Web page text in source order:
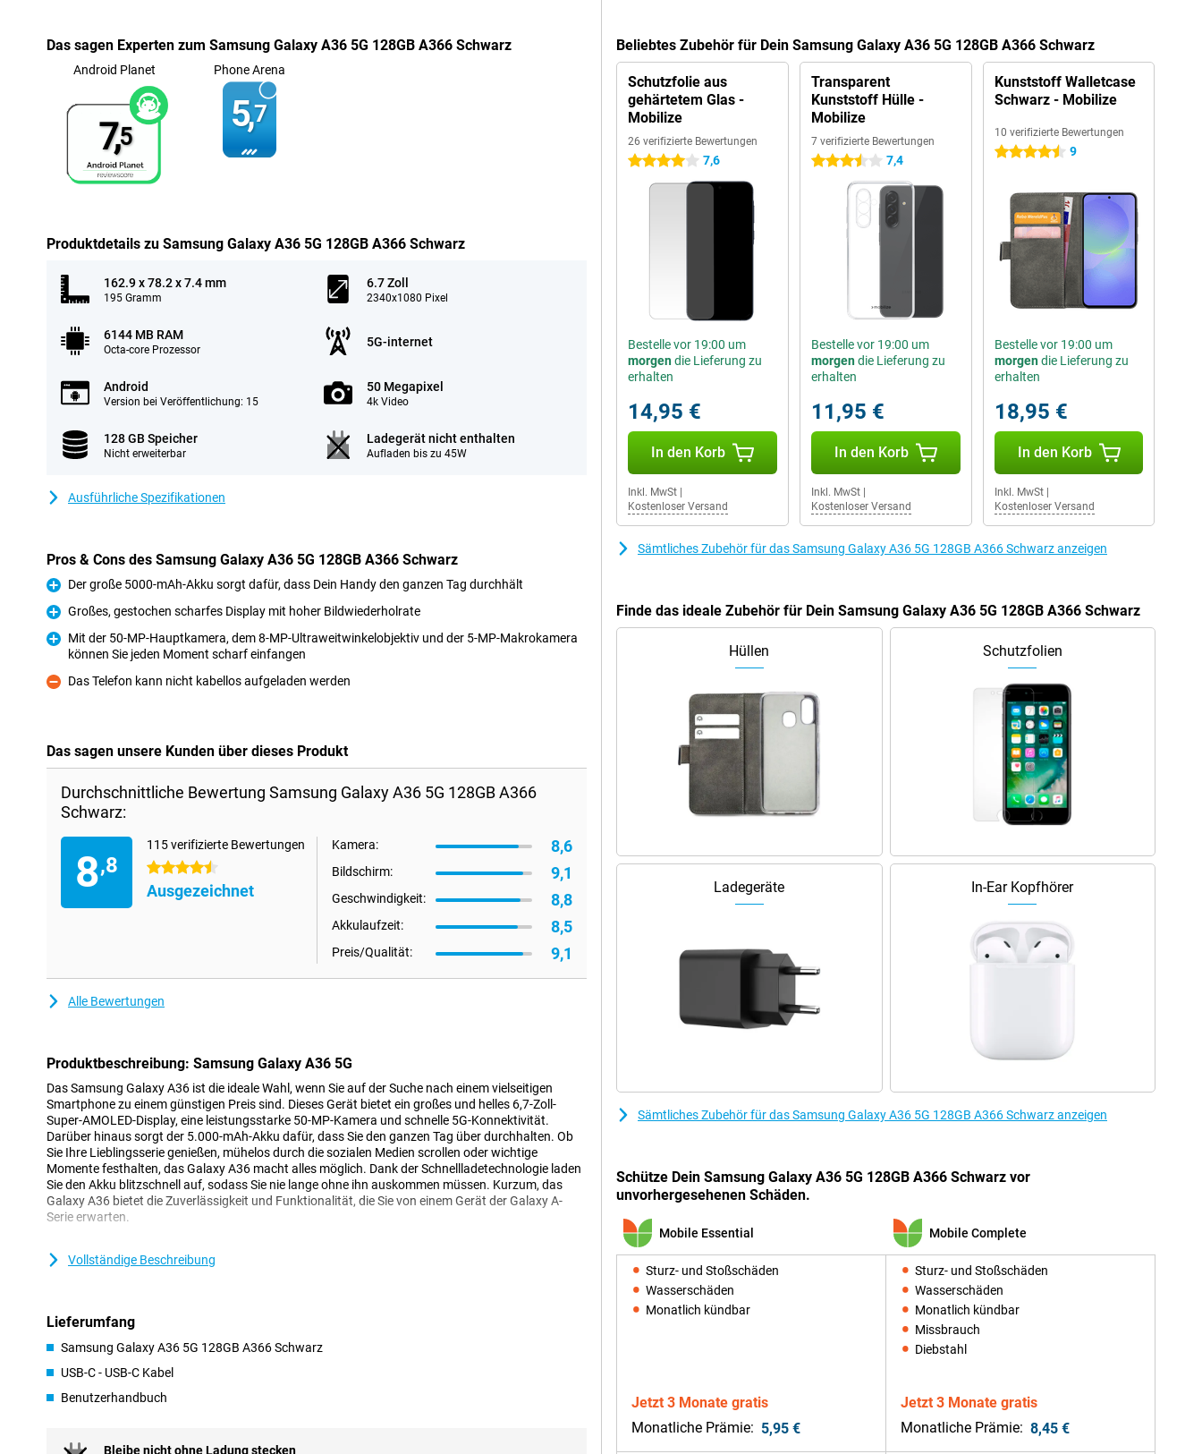
Das sagen Experten zum Samsung Galaxy A36 5G 128GB A366 Schwarz
Android Planet
7,5
Phone Arena
5,7
Produktdetails zu Samsung Galaxy A36 5G 128GB A366 Schwarz
162.9 x 78.2 x 7.4 mm
195 Gramm
6.7 Zoll
2340x1080 Pixel
6144 MB RAM
Octa-core Prozessor
5G-internet
Android
Version bei Veröffentlichung: 15
50 Megapixel
4k Video
128 GB Speicher
Nicht erweiterbar
Ladegerät nicht enthalten
Aufladen bis zu 45W
Ausführliche Spezifikationen
Pros & Cons des Samsung Galaxy A36 5G 128GB A366 Schwarz
Pro
Der große 5000-mAh-Akku sorgt dafür, dass Dein Handy den ganzen Tag durchhält
Pro
Großes, gestochen scharfes Display mit hoher Bildwiederholrate
Mit der 50-MP-Hauptkamera, dem 8-MP-Ultraweitwinkelobjektiv und der 5-MP-Makrokamera
können Sie jeden Moment scharf einfangen
Kontra
Das Telefon kann nicht kabellos aufgeladen werden
Das sagen unsere Kunden über dieses Produkt
Durchschnittliche Bewertung Samsung Galaxy A36 5G 128GB A366
Schwarz:
8,8
115 verifizierte Bewertungen
4.5 Sterne
Ausgezeichnet
Kamera: 8,6
Bildschirm: 9,1
Geschwindigkeit: 8,8
Akkulaufzeit: 8,5
Preis/Qualität: 9,1
Alle Bewertungen
Produktbeschreibung: Samsung Galaxy A36 5G
Das Samsung Galaxy A36 ist die ideale Wahl, wenn Sie auf der Suche nach einem vielseitigen
Smartphone zu einem günstigen Preis sind. Dieses Gerät bietet ein großes und helles 6,7-Zoll-
Super-AMOLED-Display, eine leistungsstarke 50-MP-Kamera und schnelle 5G-Konnektivität.
Darüber hinaus sorgt der 5.000-mAh-Akku dafür, dass Sie den ganzen Tag über durchhalten. Ob
Sie Ihre Lieblingsserie genießen, mühelos durch die sozialen Medien scrollen oder wichtige
Momente festhalten, das Galaxy A36 macht alles möglich. Dank der Schnellladetechnologie laden
Sie den Akku blitzschnell auf, sodass Sie nie lange ohne ihn auskommen müssen. Kurzum, das
Galaxy A36 bietet die Zuverlässigkeit und Funktionalität, die Sie von einem Gerät der Galaxy A-
Serie erwarten.
AMOLED-Display
Bewegung flüssig abläuft und das Scrollen und Spielen reibungslos funktioniert.
Dank des Infinity O-Displays nutzen Sie fast die gesamte Bildschirmfläche, ohne störende Ränder
sodass Sie immer eine optimale Anzeige genießen können.
Vollständige Beschreibung
Lieferumfang
Samsung Galaxy A36 5G 128GB A366 Schwarz
USB-C - USB-C Kabel
Benutzerhandbuch
Bleibe nicht ohne Ladung stecken
Beliebtes Zubehör für Dein Samsung Galaxy A36 5G 128GB A366 Schwarz
Schutzfolie aus
gehärtetem Glas -
Mobilize
26 verifizierte Bewertungen
4 Sterne 7,6
Bestelle vor 19:00 um
morgendie Lieferung zu
erhalten
14,95 €
In den Korb
Inkl. MwSt
Kostenloser Versand
Transparent
Kunststoff Hülle -
Mobilize
7 verifizierte Bewertungen
3.5 Sterne 7,4
Bestelle vor 19:00 um
morgendie Lieferung zu
erhalten
11,95 €
In den Korb
Inkl. MwSt|
Kostenloser Versand
Kunststoff Walletcase
Schwarz - Mobilize
10 verifizierte Bewertungen
4.5 Sterne 9
Bestelle vor 19:00 um
morgendie Lieferung zu
erhalten
18,95 €
In den Korb
Inkl. MwSt|
Kostenloser Versand
Sämtliches Zubehör für das Samsung Galaxy A36 5G 128GB A366 Schwarz anzeigen
Finde das ideale Zubehör für Dein Samsung Galaxy A36 5G 128GB A366 Schwarz
Hüllen Schutzfolien
Ladegeräte In-Ear Kopfhörer
Sämtliches Zubehör für das Samsung Galaxy A36 5G 128GB A366 Schwarz anzeigen
Schütze Dein Samsung Galaxy A36 5G 128GB A366 Schwarz vor
unvorhergesehenen Schäden.
Mobile Essential
Sturz- und Stoßschäden
Wasserschäden
Monatlich kündbar
Jetzt 3 Monate gratis
Monatliche Prämie: 5,95 €
Mobile Complete
Sturz- und Stoßschäden
Wasserschäden
Monatlich kündbar
Missbrauch
Diebstahl
Jetzt 3 Monate gratis
Monatliche Prämie: 8,45 €